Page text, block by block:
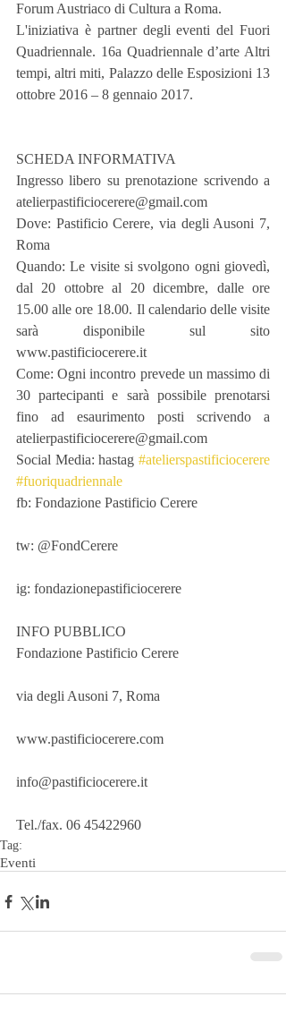
Forum Austriaco di Cultura a Roma.
L'iniziativa è partner degli eventi del Fuori
Quadriennale. 16a Quadriennale d’arte Altri
tempi, altri miti, Palazzo delle Esposizioni 13
ottobre 2016 – 8 gennaio 2017.
SCHEDA INFORMATIVA
Ingresso libero su prenotazione scrivendo a
atelierpastificiocerere@gmail.com
Dove: Pastificio Cerere, via degli Ausoni 7,
Roma
Quando: Le visite si svolgono ogni giovedì,
dal 20 ottobre al 20 dicembre, dalle ore
15.00 alle ore 18.00. Il calendario delle visite
sarà disponibile sul sito
www.pastificiocerere.it
Come: Ogni incontro prevede un massimo di
30 partecipanti e sarà possibile prenotarsi
fino ad esaurimento posti scrivendo a
atelierpastificiocerere@gmail.com
Social Media: hastag #atelierspastificiocerere
#fuoriquadriennale
fb: Fondazione Pastificio Cerere
tw: @FondCerere
ig: fondazionepastificiocerere
INFO PUBBLICO
Fondazione Pastificio Cerere
via degli Ausoni 7, Roma
www.pastificiocerere.com
info@pastificiocerere.it
Tel./fax. 06 45422960
Tag:
Eventi